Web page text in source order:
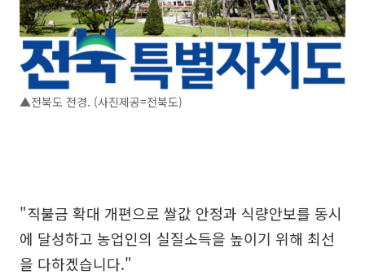
▲전북도 전경. (사진제공=전북도)
"직불금 확대 개편으로 쌀값 안정과 식량안보를 동시
에 달성하고 농업인의 실질소득을 높이기 위해 최선
을 다하겠습니다."